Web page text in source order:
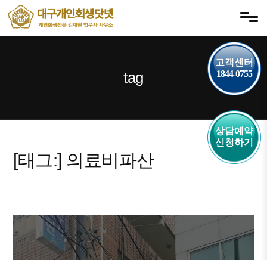
용
으
메뉴 건너뛰기
tag
고객센터
1844-0755
상담예약
신청하기
[태그:] 의료비파산